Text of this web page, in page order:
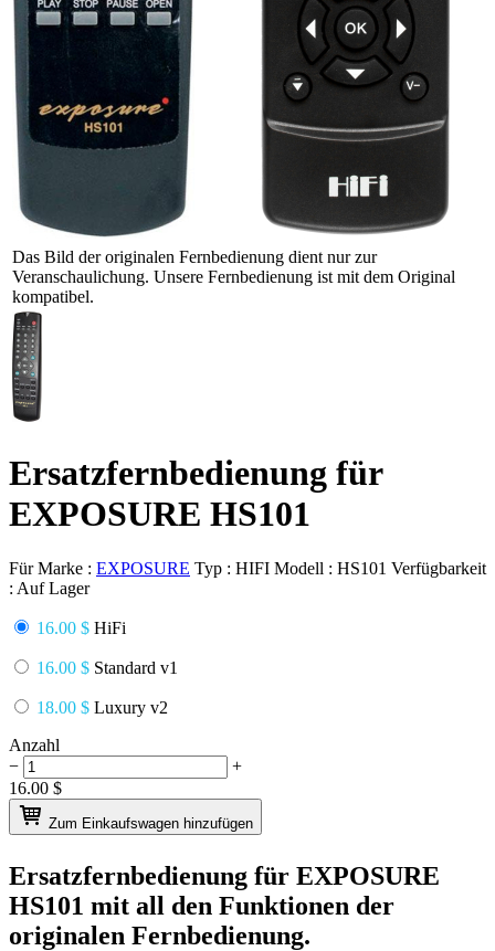
Das Bild der originalen Fernbedienung dient nur zur
Veranschaulichung. Unsere Fernbedienung ist mit dem Original
kompatibel.
Ersatzfernbedienung für
EXPOSURE HS101
Für Marke : EXPOSURE Typ : HIFI Modell : HS101 Verfügbarkeit
: Auf Lager
16.00 $ HiFi
16.00 $ Standard v1
18.00 $ Luxury v2
Anzahl
−
+
16.00 $
Zum Einkaufswagen hinzufügen
Ersatzfernbedienung für EXPOSURE
HS101 mit all den Funktionen der
originalen Fernbedienung.